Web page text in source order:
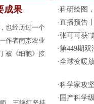
成果
也经历过一个
作者南京农业
被《细胞》接
·科研绘图
·直播预告
·张可可获“
·第449期双
·全球变暖
·科学家攻
· 国产科学